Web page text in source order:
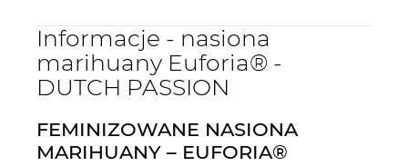
Informacje - nasiona
marihuany Euforia® -
DUTCH PASSION
FEMINIZOWANE NASIONA
MARIHUANY – EUFORIA®